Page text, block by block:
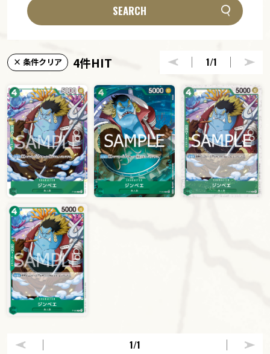
SEARCH
× 条件クリア 4件HIT 1/1
1/1